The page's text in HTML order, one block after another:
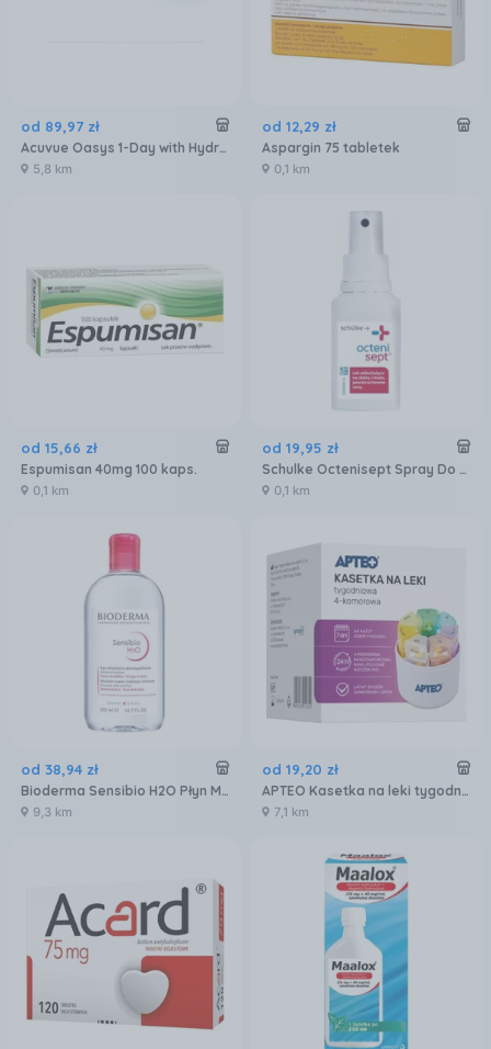
od 89,97 zł
Acuvue Oasys 1-Day with HydraLuxe 30szt.
5,8 km
od 12,29 zł
Aspargin 75 tabletek
0,1 km
od 15,66 zł
Espumisan 40mg 100 kaps.
0,1 km
od 19,95 zł
Schulke Octenisept Spray Do Dezynfekcji Ran I Skóry 50ml
0,1 km
od 38,94 zł
Bioderma Sensibio H2O Płyn Micelarny Skóra Wrażliwa 500ml
9,3 km
od 19,20 zł
APTEO Kasetka na leki tygodniowa 4-komorowa
7,1 km